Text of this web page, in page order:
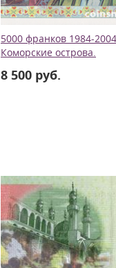
5000 франков 1984-2004
Коморские острова.
8 500 руб.